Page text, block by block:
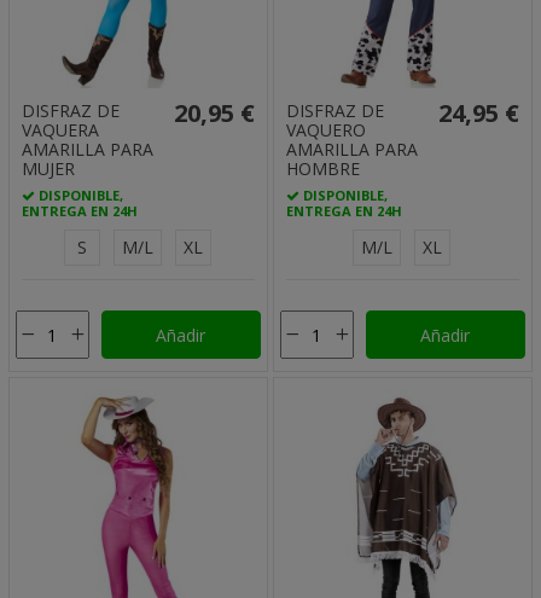
DISFRAZ DE
VAQUERA
AMARILLA PARA
MUJER
DISPONIBLE,
ENTREGA EN 24H
20,95 €
S M/L XL
Añadir
DISFRAZ DE
VAQUERO
AMARILLA PARA
HOMBRE
DISPONIBLE,
ENTREGA EN 24H
24,95 €
M/L XL
Añadir